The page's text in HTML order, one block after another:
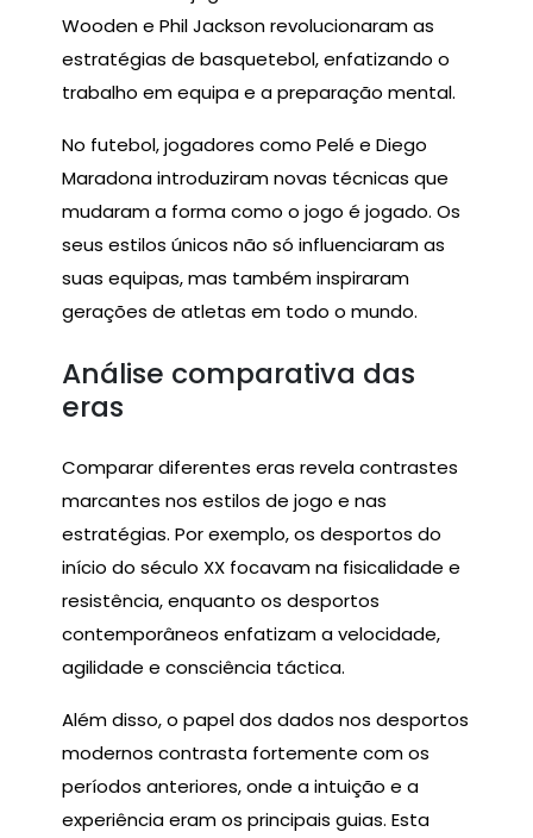
Wooden e Phil Jackson revolucionaram as
estratégias de basquetebol, enfatizando o
trabalho em equipa e a preparação mental.
No futebol, jogadores como Pelé e Diego
Maradona introduziram novas técnicas que
mudaram a forma como o jogo é jogado. Os
seus estilos únicos não só influenciaram as
suas equipas, mas também inspiraram
gerações de atletas em todo o mundo.
Análise comparativa das
eras
Comparar diferentes eras revela contrastes
marcantes nos estilos de jogo e nas
estratégias. Por exemplo, os desportos do
início do século XX focavam na fisicalidade e
resistência, enquanto os desportos
contemporâneos enfatizam a velocidade,
agilidade e consciência táctica.
Além disso, o papel dos dados nos desportos
modernos contrasta fortemente com os
períodos anteriores, onde a intuição e a
experiência eram os principais guias. Esta